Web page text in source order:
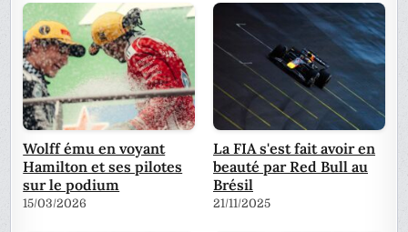
Wolff ému en voyant
Hamilton et ses pilotes
sur le podium
15/03/2026
La FIA s'est fait avoir en
beauté par Red Bull au
Brésil
21/11/2025